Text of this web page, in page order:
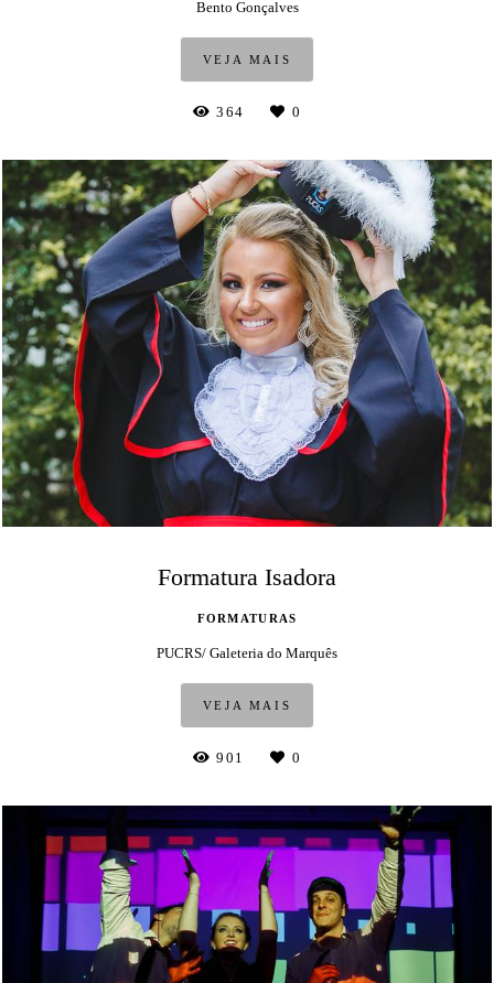
Bento Gonçalves
VEJA MAIS
364 0
Formatura Isadora
FORMATURAS
PUCRS/ Galeteria do Marquês
VEJA MAIS
901 0